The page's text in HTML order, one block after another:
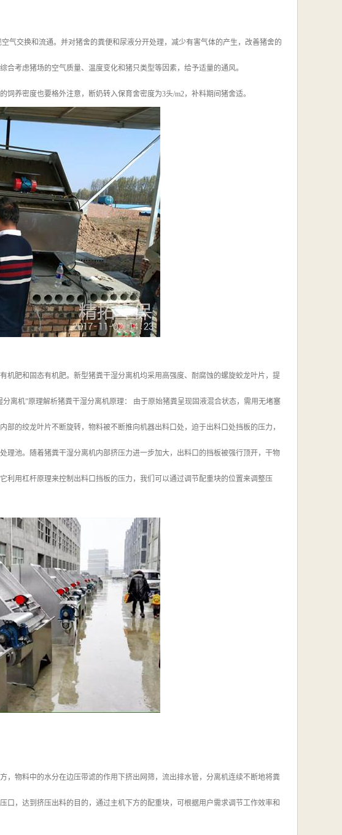
气交换和流通。并对猪舍的粪便和尿液分开处理，减少有害气体的产生，改善猪舍的
考虑猪场的空气质量、温度变化和猪只类型等因素，给予适量的通风。
养密度也要格外注意，断奶转入保育舍密度为3头/m2，补料期间猪舍适。
肥和固态有机肥。新型猪粪干湿分离机均采用高强度、耐腐蚀的螺旋蛟龙叶片，提
离机”原理解析猪粪干湿分离机原理： 由于原始猪粪呈现固液混合状态，需用无堵塞
的绞龙叶片不断旋转，物料被不断推向机器出料口处，迫于出料口处挡板的压力，
池。随着猪粪干湿分离机内部挤压力进一步加大，出料口的挡板被强行顶开，干物
用杠杆原理来控制出料口挡板的压力，我们可以通过调节配重块的位置来调整压
物料中的水分在边压带滤的作用下挤出网筛，流出排水管，分离机连续不断地将粪
，达到挤压出料的目的，通过主机下方的配重块，可根据用户需求调节工作效率和